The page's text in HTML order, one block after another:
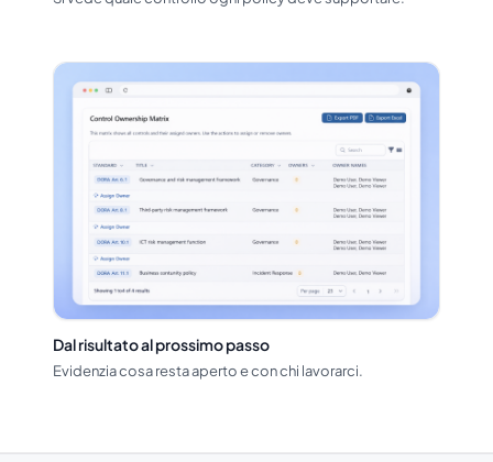
Dal risultato al prossimo passo
Evidenzia cosa resta aperto e con chi lavorarci.